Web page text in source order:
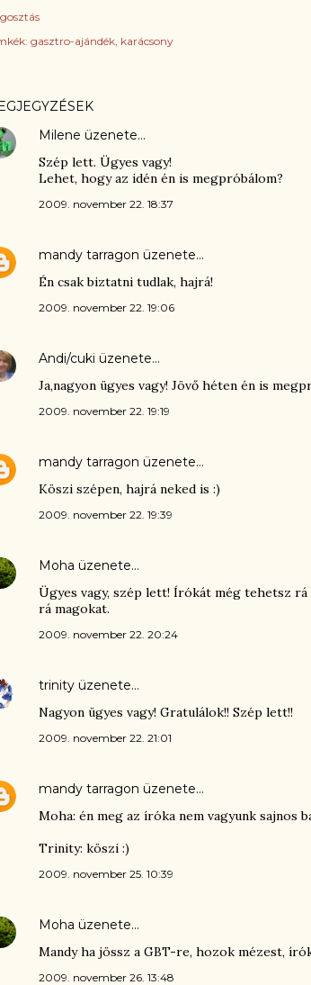
gasztro-ajándék karácsony
Milene üzenete…
Szép lett. Ügyes vagy!
Lehet, hogy az idén én is megpróbálom?
2009. november 22. 18:37
mandy tarragon üzenete…
Én csak biztatni tudlak, hajrá!
2009. november 22. 19:06
Andi/cuki üzenete…
Ja,nagyon ügyes vagy! Jövő héten én is
2009. november 22. 19:19
mandy tarragon üzenete…
Köszi szépen, hajrá neked is :)
2009. november 22. 19:39
Moha üzenete…
Ügyes vagy, szép lett! Írókát még tehetsz rá
rá magokat.
2009. november 22. 20:24
trinity üzenete…
Nagyon ügyes vagy! Gratulálok!! Szép lett!!
2009. november 22. 21:01
mandy tarragon üzenete…
Moha: én meg az íróka nem vagyunk sajnos
Trinity: köszi :)
2009. november 25. 10:39
Moha üzenete…
Mandy ha jössz a GBT-re, hozok mézest,
2009. november 26. 13:48